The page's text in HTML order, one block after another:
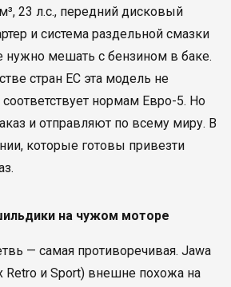
23 л.с., передний дисковый
и система раздельной смазки
мешать с бензином в баке.
стран ЕС эта модель не
соответствует нормам Евро-5. Но
и отправляют по всему миру. В
которые готовы привезти
на чужом моторе
— самая противоречивая. Jawa
Retro и Sport) внешне похожа на